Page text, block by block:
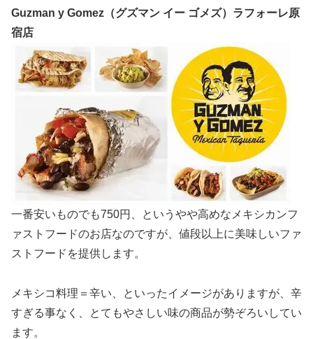
Guzman y Gomez（グズマン イー ゴメズ）ラフォーレ原
宿店
一番安いものでも750円、というやや高めなメキシカンフ
ァストフードのお店なのですが、値段以上に美味しいファ
ストフードを提供します。
メキシコ料理＝辛い、といったイメージがありますが、辛
すぎる事なく、とてもやさしい味の商品が勢ぞろいしてい
ます。